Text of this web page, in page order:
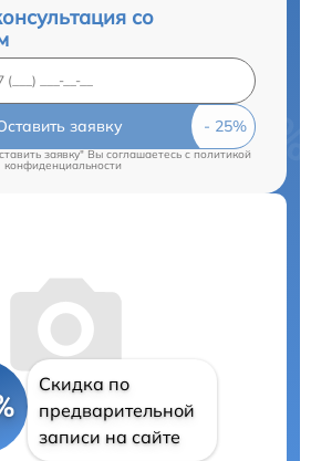
со
заявку
заявку" Вы соглашаетесь cполитикой
конфиденциальности
Скидка по
предварительной
записи на сайте